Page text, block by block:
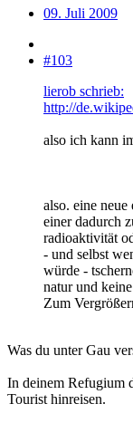
09. Juli 2009
#103
lierob schrieb:
http://
also ich kann
also. eine
einer dadurch
radioaktivität
- und selbst
würde -
natur und
Zum
Was du unter Gau
In deinem Refugium
Tourist hinreisen.